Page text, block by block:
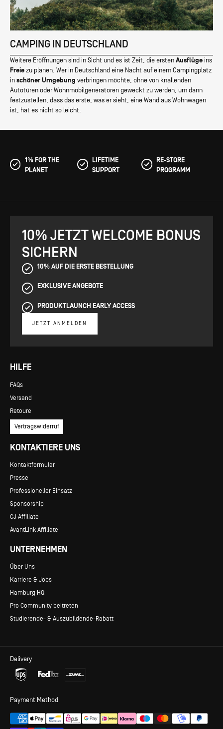
CAMPING IN DEUTSCHLAND
Weitere Eröffnungen sind in Sicht und es ist Zeit, die erstenAusflüge ins
Freiezu planen. Wer in Deutschland eine Nacht auf einem Campingplatz
inschöner Umgebung verbringen möchte, ohne von knallenden
Autotüren oder Wohnmobilgeneratoren geweckt zu werden, um dann
festzustellen, dass das erste, was er sieht, eine Wand aus Wohnwagen
ist, hat es nicht so leicht.
1% FOR THE
PLANET
LIFETIME
SUPPORT
RE-STORE
PROGRAMM
HILFE
FAQs
Versand
Retoure
Vertragswiderruf
KONTAKTIERE UNS
Kontaktformular
Presse
Professioneller Einsatz
Sponsorship
CJ Affiliate
AvantLink Affiliate
UNTERNEHMEN
Über Uns
Karriere & Jobs
Hamburg HQ
Pro Community beitreten
Studierende- & Auszubildende-Rabatt
10% JETZT WELCOME BONUS
SICHERN
10% AUF DIE ERSTE BESTELLUNG
EXKLUSIVE ANGEBOTE
PRODUKTLAUNCH EARLY ACCESS
JETZT ANMELDEN
Delivery
Payment Method